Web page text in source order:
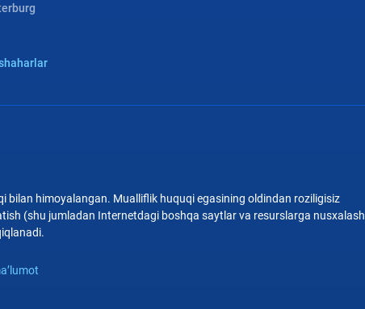
bilan himoyalangan. Mualliflik huquqi egasining oldindan roziligisiz
(shu jumladan Internetdagi boshqa saytlar va resurslarga nusxalash